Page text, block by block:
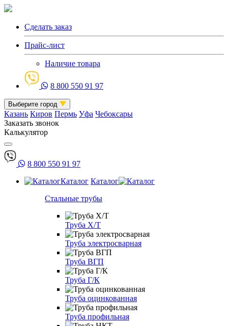
Сделать заказ
Прайс-лист
Наличие товара
8 800 550 91 97
Выберите город
Казань Киров Пермь Уфа Чебоксары
Заказать звонок
Калькулятор
8 800 550 91 97
Каталог Каталог
Стальные трубы
Труба Х/Т
Труба электросварная
Труба ВГП
Труба Г/К
Труба оцинкованная
Труба профильная